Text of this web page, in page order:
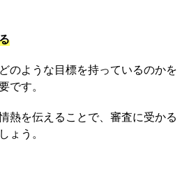
のような目標を持っているのかを
です。
熱を伝えることで、審査に受かる
ょう。